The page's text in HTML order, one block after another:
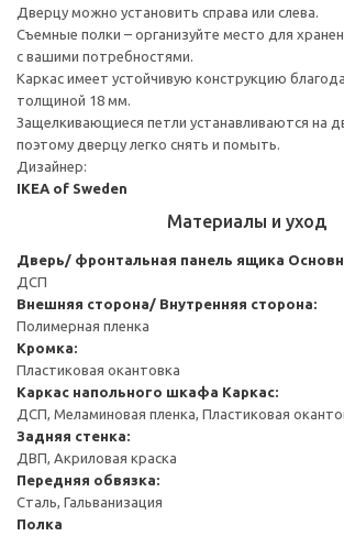
Дверцу можно установить справа или слева.
Съемные полки – организуйте место для
с вашими потребностями.
Каркас имеет устойчивую конструкцию
толщиной 18 мм.
Защелкивающиеся петли устанавливаются на
поэтому дверцу легко снять и помыть.
Дизайнер:
IKEA of Sweden
Материалы и уход
Дверь/ фронтальная панель ящика
ДСП
Внешняя сторона/ Внутренняя сторона:
Полимерная пленка
Кромка:
Пластиковая окантовка
Каркас напольного шкафа Каркас:
ДСП, Меламиновая пленка, Пластиковая
Задняя стенка:
ДВП, Акриловая краска
Передняя обвязка:
Сталь, Гальванизация
Полка